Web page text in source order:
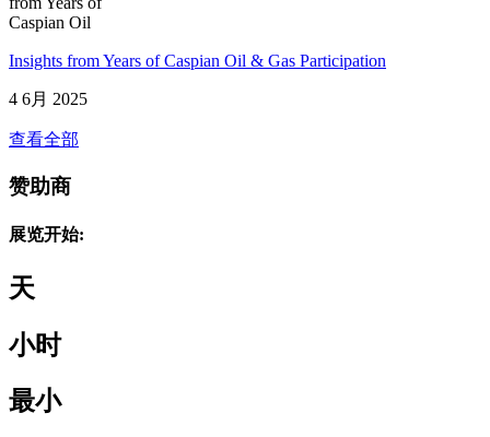
Insights from Years of Caspian Oil & Gas Participation
4 6月 2025
查看全部
赞助商
展览开始:
天
小时
最小